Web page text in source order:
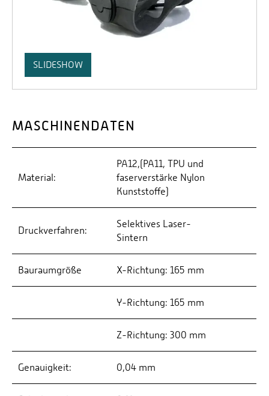
SLIDESHOW
MASCHINENDATEN
Material:
PA12,(PA11, TPU und
faserverstärke Nylon
Kunststoffe)
Druckverfahren:
Selektives Laser-
Sintern
Bauraumgröße X-Richtung: 165 mm
Y-Richtung: 165 mm
Z-Richtung: 300 mm
Genauigkeit: 0,04 mm